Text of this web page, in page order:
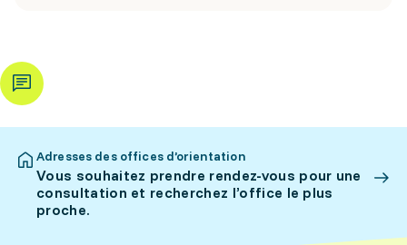
Adresses des offices d’orientation
Vous souhaitez prendre rendez-vous pour une
consultation et recherchez l’office le plus
proche.